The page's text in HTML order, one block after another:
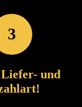
3
und